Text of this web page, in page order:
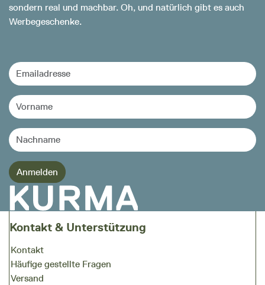
sondern real und machbar. Oh, und natürlich gibt es auch
Werbegeschenke.
Kontakt & Unterstützung
Kontakt
Häufige gestellte Fragen
Versand